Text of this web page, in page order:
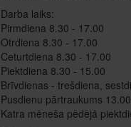
Darba laiks:
Pirmdiena 8.30 - 17.00
Otrdiena 8.30 - 17.00
Ceturtdiena 8.30 - 17.00
Piektdiena 8.30 - 15.00
Brīvdienas - trešdiena,
Pusdienu pārtraukums
Katra mēneša pēdējā